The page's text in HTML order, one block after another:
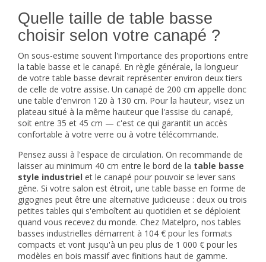
Quelle taille de table basse
choisir selon votre canapé ?
On sous-estime souvent l'importance des proportions entre
la table basse et le canapé. En règle générale, la longueur
de votre table basse devrait représenter environ deux tiers
de celle de votre assise. Un canapé de 200 cm appelle donc
une table d'environ 120 à 130 cm. Pour la hauteur, visez un
plateau situé à la même hauteur que l'assise du canapé,
soit entre 35 et 45 cm — c'est ce qui garantit un accès
confortable à votre verre ou à votre télécommande.
Pensez aussi à l'espace de circulation. On recommande de
laisser au minimum 40 cm entre le bord de la table basse
style industriel et le canapé pour pouvoir se lever sans
gêne. Si votre salon est étroit, une table basse en forme de
gigognes peut être une alternative judicieuse : deux ou trois
petites tables qui s'emboîtent au quotidien et se déploient
quand vous recevez du monde. Chez Matelpro, nos tables
basses industrielles démarrent à 104 € pour les formats
compacts et vont jusqu'à un peu plus de 1 000 € pour les
modèles en bois massif avec finitions haut de gamme.